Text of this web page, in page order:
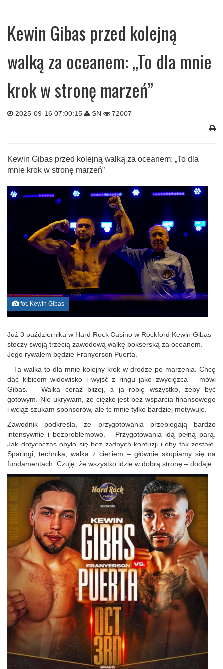
Kewin Gibas przed kolejną
walką za oceanem: „To dla mnie
krok w stronę marzeń”
2025-09-16 07:00:15 SN 72007
Kewin Gibas przed kolejną walką za oceanem: „To dla
mnie krok w stronę marzeń”
fot. Kewin Gibas
Już 3 października w Hard Rock Casino w Rockford Kewin Gibas
stoczy swoją trzecią zawodową walkę bokserską za oceanem.
Jego rywalem będzie Franyerson Puerta.
– Ta walka to dla mnie kolejny krok w drodze po marzenia. Chcę
dać kibicom widowisko i wyjść z ringu jako zwycięzca – mówi
Gibas. – Walka coraz bliżej, a ja robię wszystko, żeby być
gotowym. Nie ukrywam, że ciężko jest bez wsparcia finansowego
i wciąż szukam sponsorów, ale to mnie tylko bardziej motywuje.
Zawodnik podkreśla, że przygotowania przebiegają bardzo
intensywnie i bezproblemowo. – Przygotowania idą pełną parą.
Jak dotychczas obyło się bez żadnych kontuzji i oby tak zostało.
Sparingi, technika, walka z cieniem – głównie skupiamy się na
fundamentach. Czuję, że wszystko idzie w dobrą stronę – dodaje.